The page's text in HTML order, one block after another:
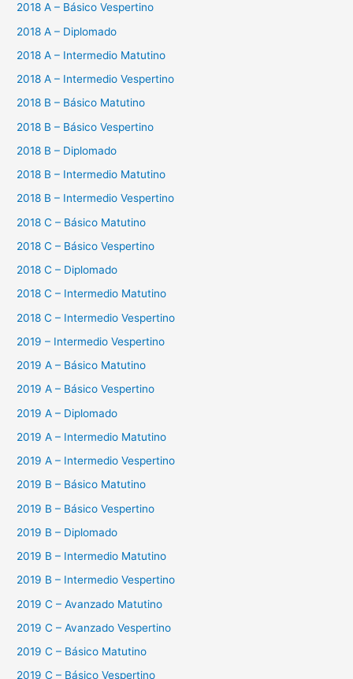
2018 A – Básico Vespertino
2018 A – Diplomado
2018 A – Intermedio Matutino
2018 A – Intermedio Vespertino
2018 B – Básico Matutino
2018 B – Básico Vespertino
2018 B – Diplomado
2018 B – Intermedio Matutino
2018 B – Intermedio Vespertino
2018 C – Básico Matutino
2018 C – Básico Vespertino
2018 C – Diplomado
2018 C – Intermedio Matutino
2018 C – Intermedio Vespertino
2019 – Intermedio Vespertino
2019 A – Básico Matutino
2019 A – Básico Vespertino
2019 A – Diplomado
2019 A – Intermedio Matutino
2019 A – Intermedio Vespertino
2019 B – Básico Matutino
2019 B – Básico Vespertino
2019 B – Diplomado
2019 B – Intermedio Matutino
2019 B – Intermedio Vespertino
2019 C – Avanzado Matutino
2019 C – Avanzado Vespertino
2019 C – Básico Matutino
2019 C – Básico Vespertino